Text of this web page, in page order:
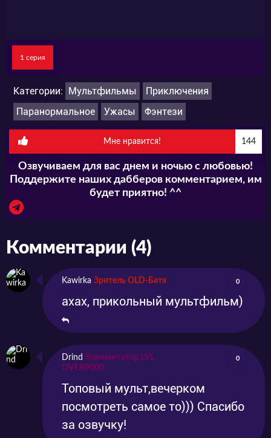
1 серия
Категории: Мультфильмы
Приключения
Паранормальное
Ужасы Фэнтези
Мне нравится! 144
Озвучиваем для вас днем и ночью с любовью!
Поддержите наших дабберов комментарием, им
будет приятно! ^^
Комментарии (4)
Kawirka Зритель OLD-Батя 0
ахах, прикольный мультфильм)
Drind
Комментатор LVL
OVER9000
0
Топовый мульт,вечерком
посмотреть самое то))) Спасибо
за озвучку!